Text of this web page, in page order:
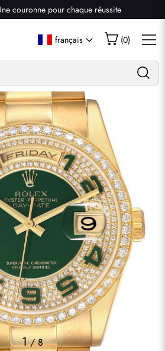
couronne pour chaque réussite
français (0)
1/8
un commentaire
cet article sont autorisés à